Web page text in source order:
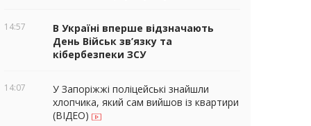
14:57
В Україні вперше відзначають
День Військ зв’язку та
кібербезпеки ЗСУ
14:07
У Запоріжжі поліцейські знайшли
хлопчика, який сам вийшов із квартири
(ВІДЕО)